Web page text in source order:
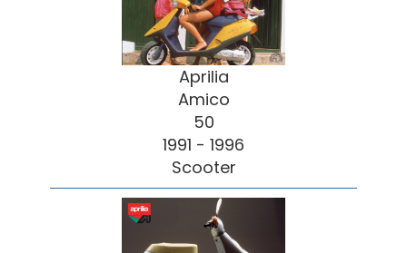
Aprilia
Amico
50
1991 - 1996
Scooter